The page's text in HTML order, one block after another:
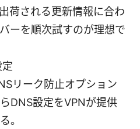
荷される更新情報に合わ
ーを順次試すのが理想で
リーク防止オプション
DNS設定をVPNが提供
。